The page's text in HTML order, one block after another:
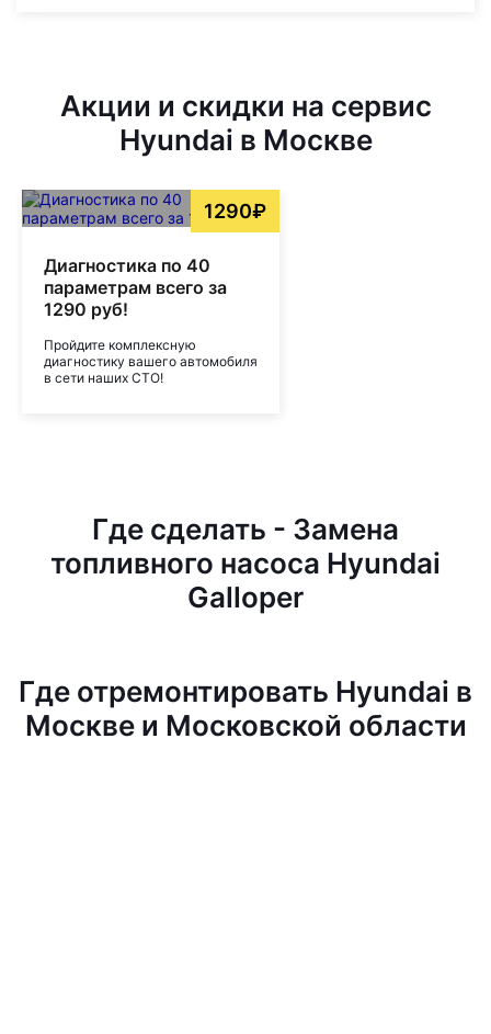
Акции и скидки на сервис
Hyundai в Москве
1290₽
Диагностика по 40
параметрам всего за
1290 руб!
Пройдите комплексную
диагностику вашего автомобиля
в сети наших СТО!
Где сделать - Замена
топливного насоса Hyundai
Galloper
Где отремонтировать Hyundai в
Москве и Московской области